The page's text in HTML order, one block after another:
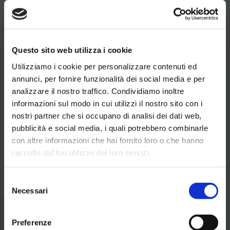
Questo sito web utilizza i cookie
Utilizziamo i cookie per personalizzare contenuti ed
annunci, per fornire funzionalità dei social media e per
analizzare il nostro traffico. Condividiamo inoltre
informazioni sul modo in cui utilizzi il nostro sito con i
nostri partner che si occupano di analisi dei dati web,
pubblicità e social media, i quali potrebbero combinarle
con altre informazioni che hai fornito loro o che hanno
raccolto dal tuo utilizzo dei loro servizi.
delNecessari
Preferenze
Sport e bellezza
Uno sport fatto di determinazione, forza fisica e mentale.
Non solo, è fatto anche di divertimento e della possibilità
di ammirare la bellezza della montagna. Aquagranda
offre agli atletiprofessionisti e agli amatoriche
praticano lo sci di fondo l’anello tecnico perfetto per
iniziare a preparare i propri obiettivi agonistici di inizio
stagione.
Per atleti professionisti, squadre e sportivi la stagione
invernale inizia già dall’autunno, grazie all’utilizzo della
Anello Tecnico Autunnale